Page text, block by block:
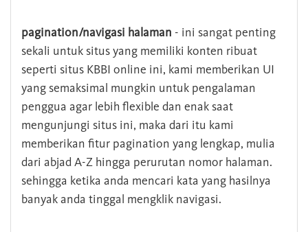
pagination/navigasi halaman - ini sangat penting
sekali untuk situs yang memiliki konten ribuat
seperti situs KBBI online ini, kami memberikan UI
yang semaksimal mungkin untuk pengalaman
penggua agar lebih flexible dan enak saat
mengunjungi situs ini, maka dari itu kami
memberikan fitur pagination yang lengkap, mulia
dari abjad A-Z hingga perurutan nomor halaman.
sehingga ketika anda mencari kata yang hasilnya
banyak anda tinggal mengklik navigasi.